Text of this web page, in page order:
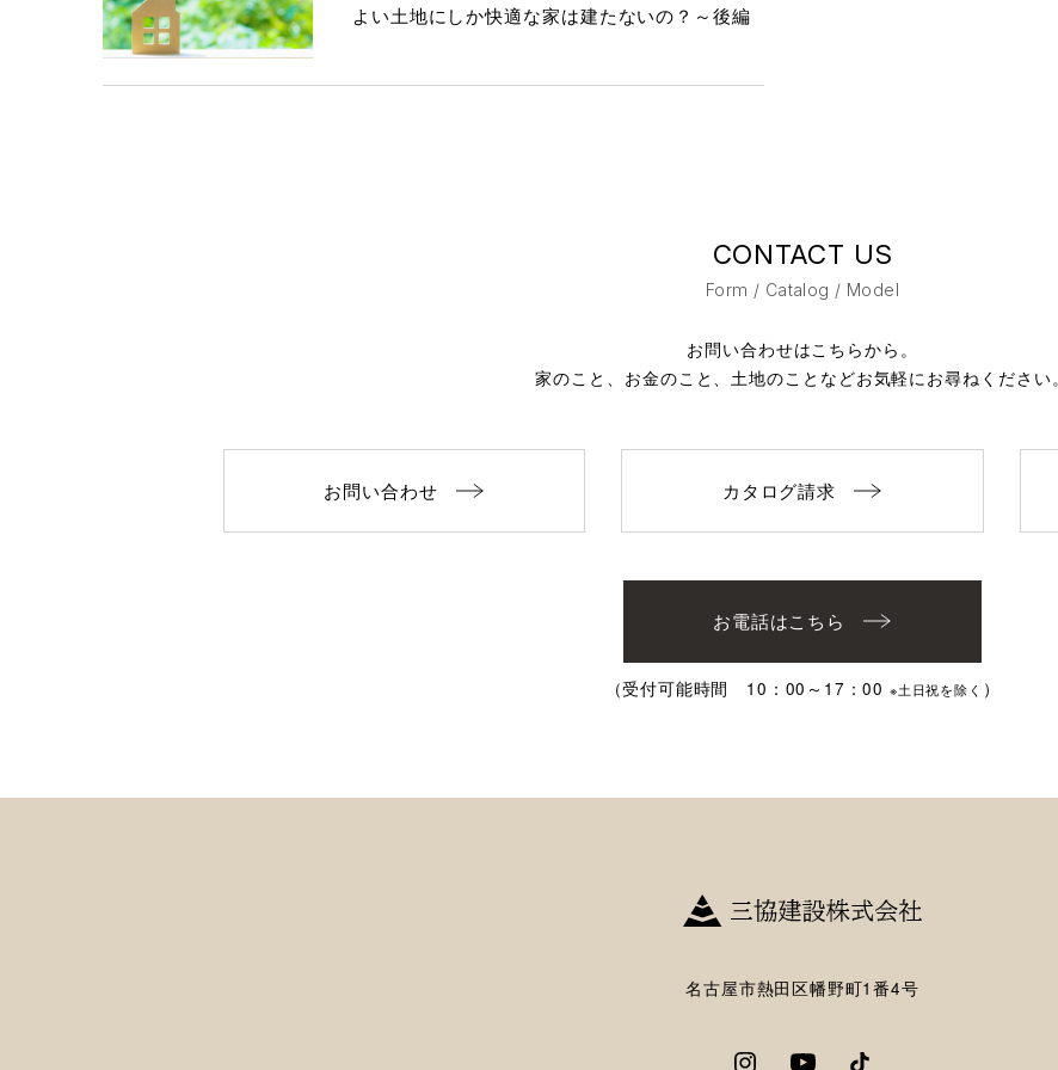
よい土地にしか快適な家は建たないの？～後編
CONTACT US
Form / Catalog / Model
お問い合わせはこちらから。
家のこと、お金のこと、土地のことなどお気軽にお尋ねください。
お問い合わせ カタログ請求
お電話はこちら
（受付可能時間 10：00～17：00 ※土日祝を除く ）
名古屋市熱田区幡野町1番4号